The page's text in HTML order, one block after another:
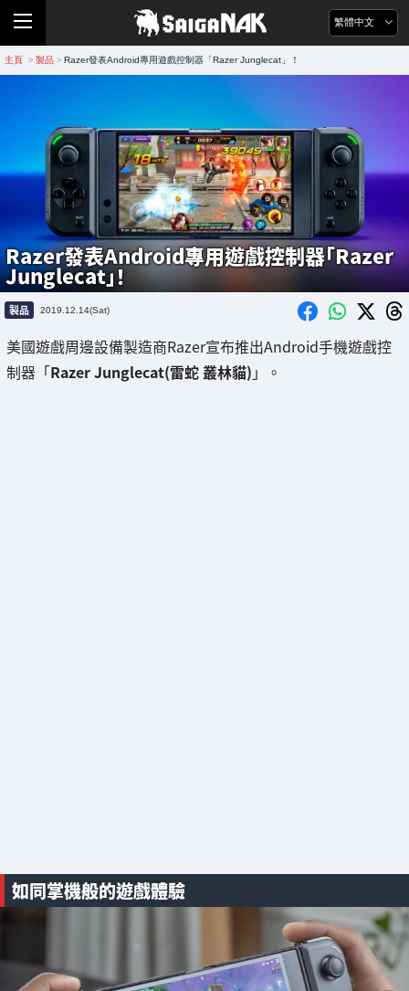
繁體中文
主頁 > 製品 > Razer發表Android專用遊戲控制器「Razer Junglecat」！
Razer發表Android專用遊戲控制器「Razer
Junglecat」！
製品 2019.12.14(Sat)
美國遊戲周邊設備製造商Razer宣布推出Android手機遊戲控
制器「Razer Junglecat(雷蛇 叢林貓) 」。
如同掌機般的遊戲體驗